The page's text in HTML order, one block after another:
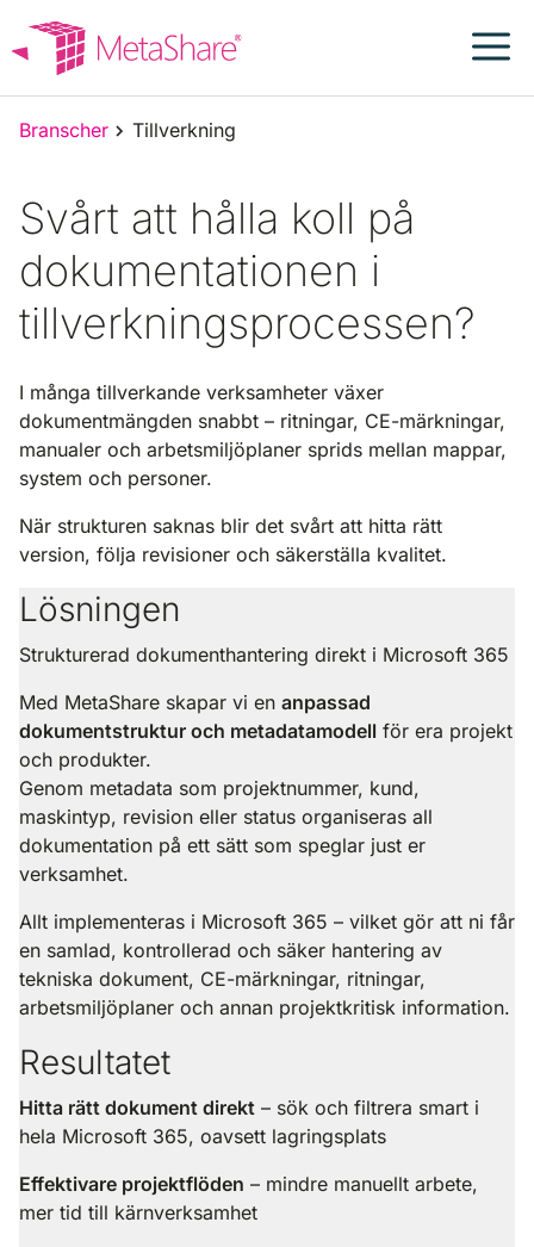
innehåll
Branscher Tillverkning
Svårt att hålla koll på
dokumentationen i
tillverkningsprocessen?
I många tillverkande verksamheter växer
dokumentmängden snabbt – ritningar, CE-märkningar,
manualer och arbetsmiljöplaner sprids mellan mappar,
system och personer.
När strukturen saknas blir det svårt att hitta rätt
version, följa revisioner och säkerställa kvalitet.
Lösningen
Strukturerad dokumenthantering direkt i Microsoft 365
Med MetaShare skapar vi en anpassad
dokumentstruktur och metadatamodell för era projekt
och produkter.
Genom metadata som projektnummer, kund,
maskintyp, revision eller status organiseras all
dokumentation på ett sätt som speglar just er
verksamhet.
Allt implementeras i Microsoft 365 – vilket gör att ni får
en samlad, kontrollerad och säker hantering av
tekniska dokument, CE-märkningar, ritningar,
arbetsmiljöplaner och annan projektkritisk information.
Resultatet
Hitta rätt dokument direkt – sök och filtrera smart i
hela Microsoft 365, oavsett lagringsplats
Effektivare projektflöden – mindre manuellt arbete,
mer tid till kärnverksamhet